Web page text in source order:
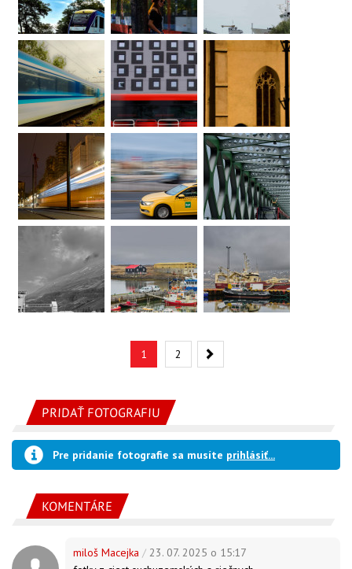
1 2
PRIDAŤ FOTOGRAFIU
Pre pridanie fotografie sa musíte prihlásiť...
KOMENTÁRE
miloš Macejka / 23. 07. 2025 o 15:17